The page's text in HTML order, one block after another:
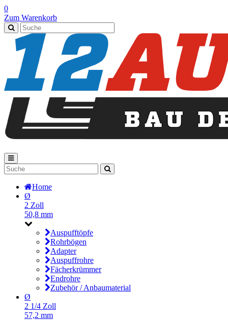
0
Zum Warenkorb
Home
Ø
2 Zoll
50,8 mm
Auspufftöpfe
Rohrbögen
Adapter
Auspuffrohre
Fächerkrümmer
Endrohre
Zubehör / Anbaumaterial
Ø
2 1/4 Zoll
57,2 mm